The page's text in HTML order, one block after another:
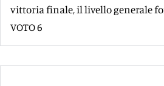
vittoria finale, il livello generale
VOTO 6